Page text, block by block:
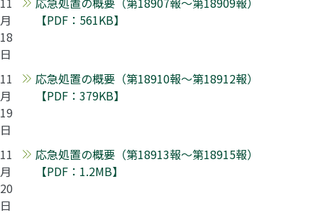
月
18
日
【PDF：561KB】
11
月
19
日
応急処置の概要（第18910報～第18912報）
【PDF：379KB】
11
月
20
日
応急処置の概要（第18913報～第18915報）
【PDF：1.2MB】